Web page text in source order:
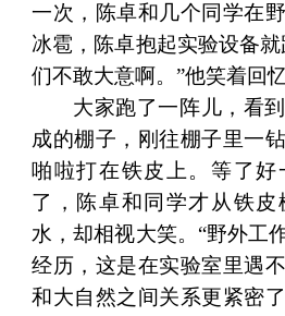
一次，陈卓和几个同学在
冰雹，陈卓抱起实验设备
们不敢大意啊。”他笑着回忆
大家跑了一阵儿，看
成的棚子，刚往棚子里一
啪啦打在铁皮上。等了
了，陈卓和同学才从铁皮
水，却相视大笑。“野外工
经历，这是在实验室里遇
和大自然之间关系更紧密